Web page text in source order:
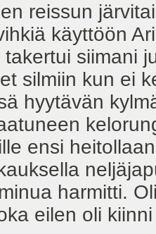
reissun
käyttöön
siimani
silmiin kun ei
hyytävän
ensi
harmitti.
eilen oli